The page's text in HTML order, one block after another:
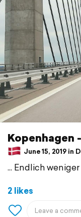
Kopenhagen
June 15, 2019 in
... Endlich
2 likes